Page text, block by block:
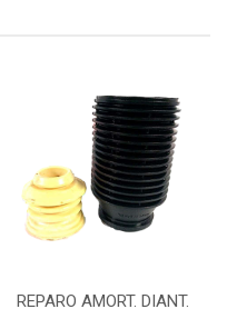
REPARO AMORT. DIANT.